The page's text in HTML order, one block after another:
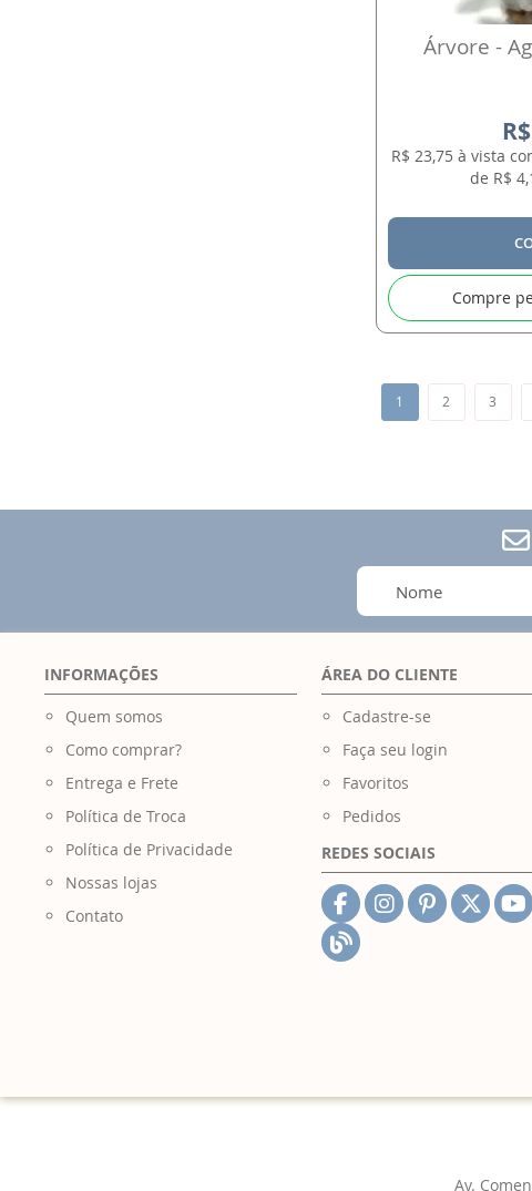
Árvore -
R$ 23,75 à vista
de R$
Compre
Página
Você esta lendo a
1 Página
2 Página
3
INFORMAÇÕES
Quem somos
Como comprar?
Entrega e Frete
Política de Troca
Política de Privacidade
Nossas lojas
Contato
ÁREA DO CLIENTE
Cadastre-se
Faça seu login
Favoritos
Pedidos
REDES SOCIAIS
Av.